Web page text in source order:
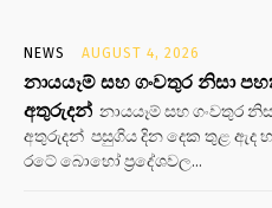
NEWS AUGUST 4, 2026
නායයෑම් සහ ගංවතුර නිසා
අතුරුදන් නායයෑම් සහ ගංවතුර
අතුරුදන් පසුගිය දින දෙක තුළ ඇද
රටේ බොහෝ ප්‍රදේශවල...